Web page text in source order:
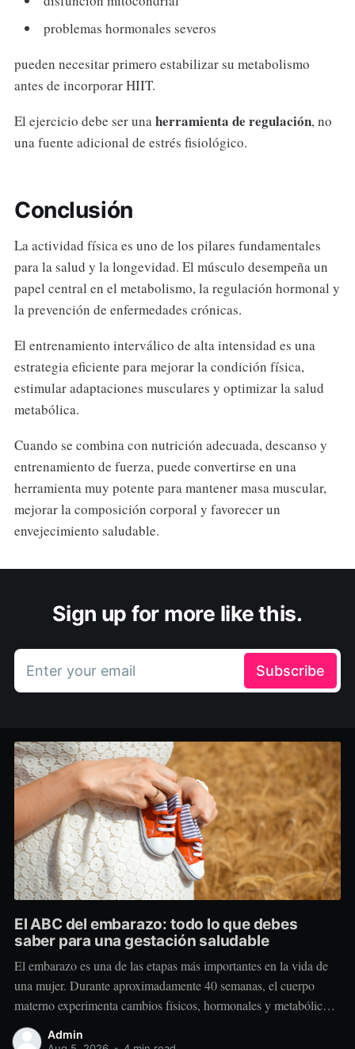
problemas hormonales severos
pueden necesitar primero estabilizar su metabolismo
antes de incorporar HIIT.
El ejercicio debe ser unaherramienta de regulación, no
una fuente adicional de estrés fisiológico.
Conclusión
La actividad física es uno de los pilares fundamentales
para la salud y la longevidad. El músculo desempeña un
papel central en el metabolismo, la regulación hormonal y
la prevención de enfermedades crónicas.
El entrenamiento interválico de alta intensidad es una
estrategia eficiente para mejorar la condición física,
estimular adaptaciones musculares y optimizar la salud
metabólica.
Cuando se combina con nutrición adecuada, descanso y
entrenamiento de fuerza, puede convertirse en una
herramienta muy potente para mantener masa muscular,
mejorar la composición corporal y favorecer un
envejecimiento saludable.
Sign up for more like this.
Enter your email Subscribe
El ABC del embarazo: todo lo que debes
saber para una gestación saludable
El embarazo es una de las etapas más importantes en la vida de
una mujer. Durante aproximadamente 40 semanas, el cuerpo
materno experimenta cambios físicos, hormonales y metabólicos
extraordinarios para crear y sostener una nueva vida. Más allá de
“comer por dos”, el embarazo requiere comer mejor, nutrir
Admin